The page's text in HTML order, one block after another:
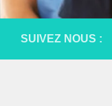
SUIVEZ NOUS :